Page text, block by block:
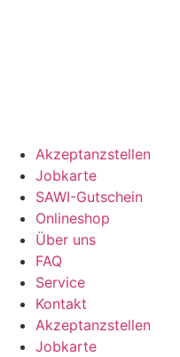
Akzeptanzstellen
Jobkarte
SAWI-Gutschein
Onlineshop
Über uns
FAQ
Service
Kontakt
Akzeptanzstellen
Jobkarte